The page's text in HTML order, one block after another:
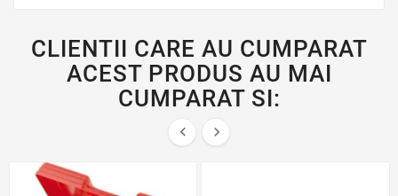
CLIENTII CARE AU CUMPARAT
ACEST PRODUS AU MAI
CUMPARAT SI:
 